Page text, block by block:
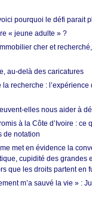
pourquoi le défi parait
« jeune adulte » ?
cher et
au-delà des caricatures
recherche : l’expérience
elles nous aider à
à la Côte d’Ivoire : ce
de notation
met en évidence la
cupidité des grandes
que les droits partent en
m’a sauvé la vie » :